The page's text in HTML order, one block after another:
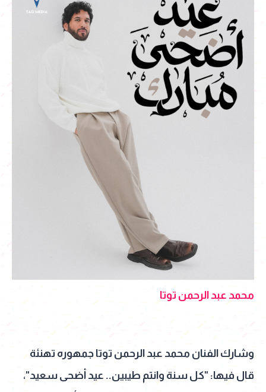
محمد عبد الرحمن توتا
وشارك الفنان محمد عبد الرحمن توتا جمهوره تهنئة
قال فيها: "كل سنة وانتم طيبين.. عيد أضحى سعيد"،